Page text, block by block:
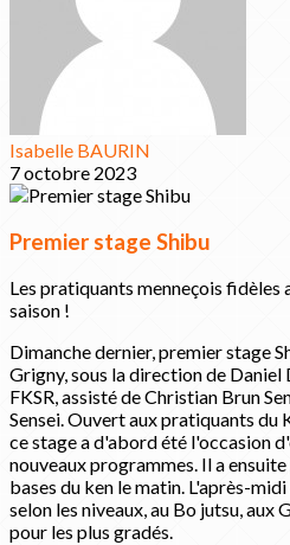
Isabelle BAURIN
7 octobre 2023
Premier stage Shibu
Les pratiquants menneçois fidèles
saison !
Dimanche dernier, premier stage
Grigny, sous la direction de Daniel
FKSR, assisté de Christian Brun
Sensei. Ouvert aux pratiquants du
ce stage a d'abord été l'occasion
nouveaux programmes. Il a
bases du ken le matin. L'après-
selon les niveaux, au Bo jutsu, aux
pour les plus gradés.